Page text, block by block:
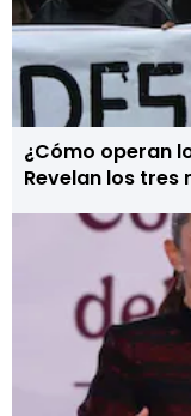
¿Cómo operan
Revelan los tres